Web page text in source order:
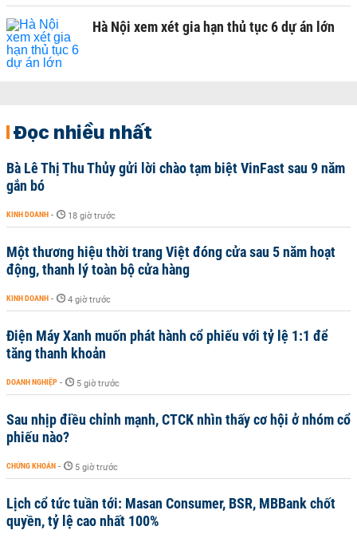
Hà Nội xem xét gia hạn thủ tục 6 dự án lớn
Đọc nhiều nhất
Bà Lê Thị Thu Thủy gửi lời chào tạm biệt VinFast sau 9 năm
gắn bó
KINH DOANH - 18 giờ trước
Một thương hiệu thời trang Việt đóng cửa sau 5 năm hoạt
động, thanh lý toàn bộ cửa hàng
KINH DOANH - 4 giờ trước
Điện Máy Xanh muốn phát hành cổ phiếu với tỷ lệ 1:1 để
tăng thanh khoản
DOANH NGHIỆP - 5 giờ trước
Sau nhịp điều chỉnh mạnh, CTCK nhìn thấy cơ hội ở nhóm cổ
phiếu nào?
CHỨNG KHOÁN - 5 giờ trước
Lịch cổ tức tuần tới: Masan Consumer, BSR, MBBank chốt
quyền, tỷ lệ cao nhất 100%